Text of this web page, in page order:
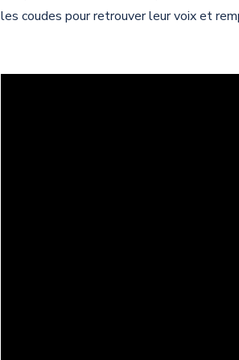
les coudes pour retrouver leur voix et